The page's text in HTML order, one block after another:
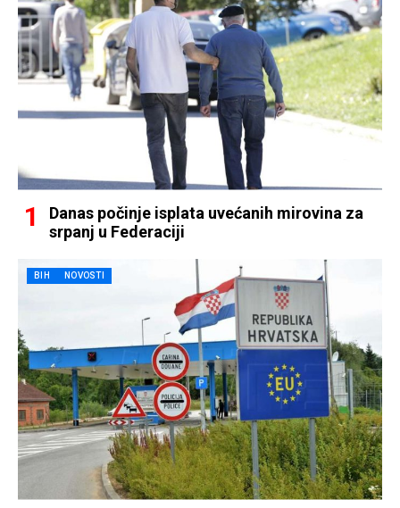
Danas počinje isplata uvećanih mirovina za
srpanj u Federaciji
BIH NOVOSTI